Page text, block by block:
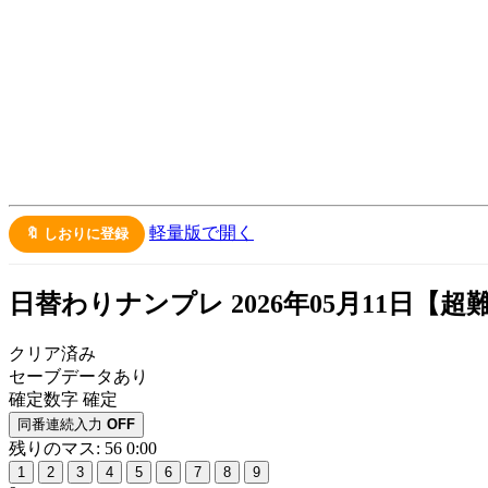
🔖 しおりに登録 軽量版で開く
日替わりナンプレ 2026年05月11日【超
クリア済み
セーブデータあり
確定数字 確定
同番連続入力 OFF
残りのマス: 56 0:00
1 2 3 4 5 6 7 8 9